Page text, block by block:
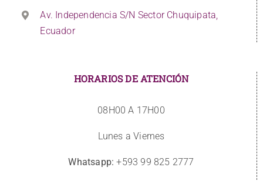
Av. Independencia S/N Sector Chuquipata,
Ecuador
HORARIOS DE ATENCIÓN
08H00 A 17H00
Lunes a Viernes
Whatsapp: +593 99 825 2777